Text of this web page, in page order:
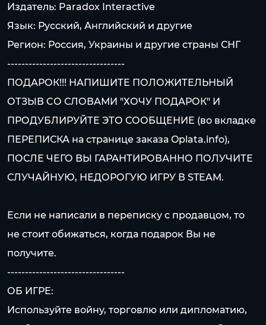
Издатель: Paradox Interactive
Язык: Русский, Английский и другие
Регион: Россия, Украины и другие страны СНГ
---------------------------------
ПОДАРОК!!! НАПИШИТЕ ПОЛОЖИТЕЛЬНЫЙ
ОТЗЫВ CО СЛОВАМИ "ХОЧУ ПОДАРОК" И
ПРОДУБЛИРУЙТЕ ЭТО СООБЩЕНИЕ (во вкладке
ПЕРЕПИСКА на странице заказа Oplata.info),
ПОСЛЕ ЧЕГО ВЫ ГАРАНТИРОВАННО ПОЛУЧИТЕ
СЛУЧАЙНУЮ, НЕДОРОГУЮ ИГРУ В STEAM.
Если не написали в переписку с продавцом, то
не стоит обижаться, когда подарок Вы не
получите.
---------------------------------
ОБ ИГРЕ:
Используйте войну, торговлю или дипломатию,